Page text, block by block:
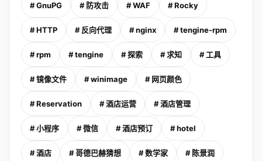
# GnuPG # 防攻击 # WAF # Rocky
# HTTP # 反向代理 # nginx # tengine-rpm
# rpm # tengine # 探索 # 求知 # 工具
# 镜像文件 # winimage # 网页颜色
# Reservation # 酒店运营 # 酒店管理
# 小程序 # 微信 # 酒店预订 # hotel
# 酒店 # 哥德巴赫猜想 # 数学家 # 陈景润